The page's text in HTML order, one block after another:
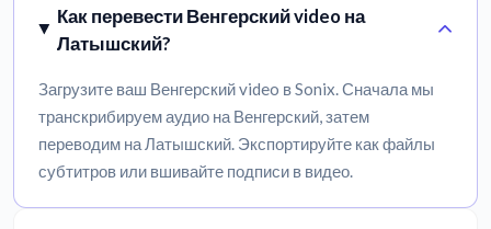
Как перевести Венгерский video на
Латышский?
Загрузите ваш Венгерский video в Sonix. Сначала мы
транскрибируем аудио на Венгерский, затем
переводим на Латышский. Экспортируйте как файлы
субтитров или вшивайте подписи в видео.